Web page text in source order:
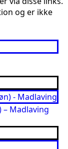
og er ikke
Madlaving